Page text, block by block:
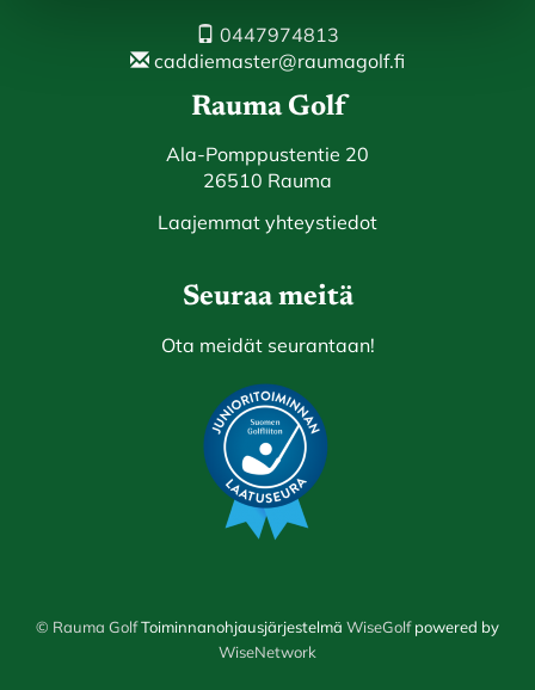
0447974813
caddiemaster@raumagolf.fi
Rauma Golf
Ala-Pomppustentie 20
26510 Rauma
Laajemmat yhteystiedot
Seuraa meitä
Ota meidät seurantaan!
© Rauma GolfToiminnanohjausjärjestelmä WiseGolfpowered by
WiseNetwork